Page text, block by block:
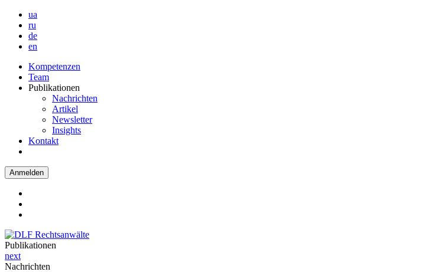
ua
ru
de
en
Kompetenzen
Team
Publikationen
Nachrichten
Artikel
Newsletter
Insights
Kontakt
Anmelden
Publikationen
next
Nachrichten